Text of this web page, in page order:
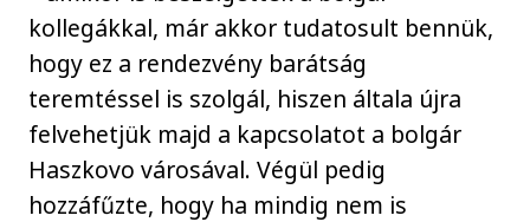
kollegákkal, már akkor tudatosult bennük,
hogy ez a rendezvény barátság
teremtéssel is szolgál, hiszen általa újra
felvehetjük majd a kapcsolatot a bolgár
Haszkovo városával. Végül pedig
hozzáfűzte, hogy ha mindig nem is